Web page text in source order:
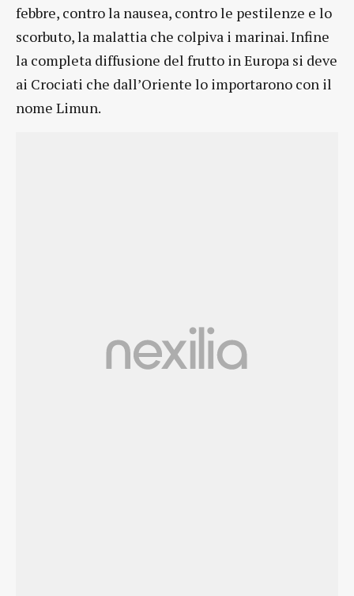
febbre, contro la nausea, contro le pestilenze e lo
scorbuto, la malattia che colpiva i marinai. Infine
la completa diffusione del frutto in Europa si deve
ai Crociati che dall’Oriente lo importarono con il
nome Limun.